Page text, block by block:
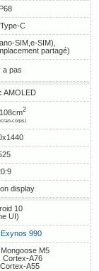
C
SIM,e-SIM),
partagé)
a pas
AMOLED
2
corps)
display
10
UI)
990
M5
Cortex-A76
A55